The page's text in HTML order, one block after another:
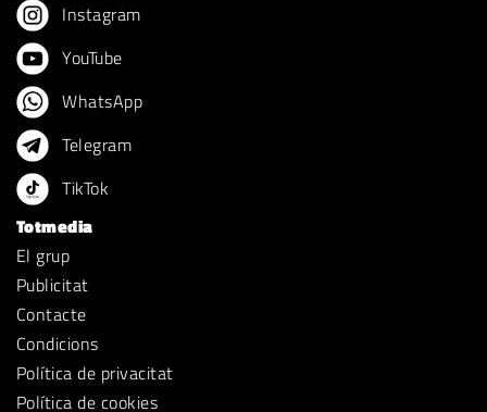
Instagram
YouTube
WhatsApp
Telegram
TikTok
Totmedia
El grup
Publicitat
Contacte
Condicions
Política de privacitat
Política de cookies